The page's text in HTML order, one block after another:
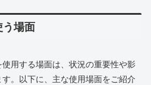
う場面
用する場面は、状況の重要性や影
。以下に、主な使用場面をご紹介